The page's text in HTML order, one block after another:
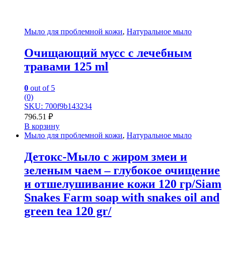
Мыло для проблемной кожи, Натуральное мыло
Очищающий мусс с лечебным
травами 125 ml
0 out of 5
(0)
SKU: 700f9b143234
796.51 ₽
В корзину
Мыло для проблемной кожи, Натуральное мыло
Детокс-Мыло с жиром змеи и
зеленым чаем – глубокое очищение
и отшелушивание кожи 120 гр/Siam
Snakes Farm soap with snakes oil and
green tea 120 gr/